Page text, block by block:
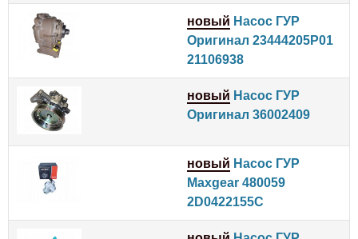
новый Насос ГУР
Оригинал 23444205P01
21106938
новый Насос ГУР
Оригинал 36002409
новый Насос ГУР
Maxgear 480059
2D0422155C